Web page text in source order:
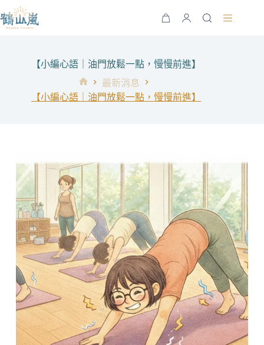
至
購
【小編心語｜油門放鬆一點，慢慢前進】
首
最新消息
【小編心語｜油門放鬆一點，慢慢前進】